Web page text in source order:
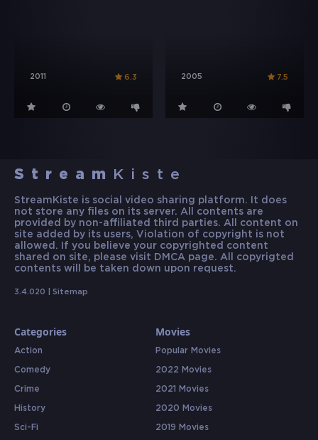
2011 6.3 2005 7.5
Stream Kiste
StreamKiste is social video sharing platform. It does
not store any files on its server. All contents are
provided by non-affiliated third parties. All content on
site added by its users, Violation of copyright is not
allowed. If you believe your copyrighted content
shared on site, please visit DMCA page. All copyrigted
contents will be taken down upon request.
3.4.020 | Sitemap
Categories
Action
Comedy
Crime
History
Sci-Fi
Movies
Popular Movies
2022 Movies
2021 Movies
2020 Movies
2019 Movies